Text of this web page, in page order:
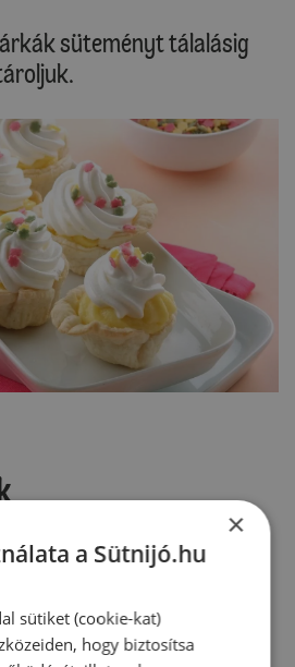
süteményt tálalásig
érkezett hozzászólás.
írása
×
a Sütnijó.hu
sütiket (cookie-kat)
hogy biztosítsa